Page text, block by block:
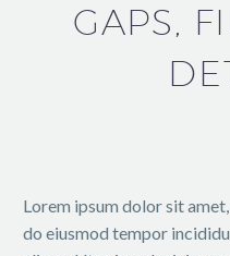
GAPS,
Lorem ipsum dolor sit
do eiusmod tempor